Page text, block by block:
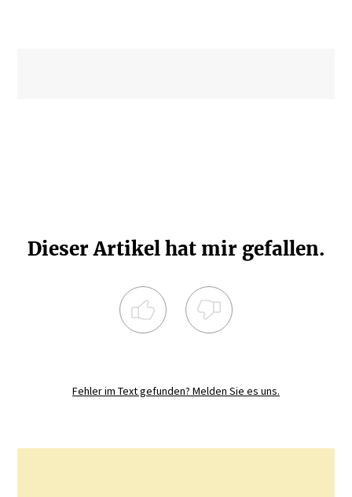
Dieser Artikel hat mir gefallen.
Fehler im Text gefunden? Melden Sie es uns.